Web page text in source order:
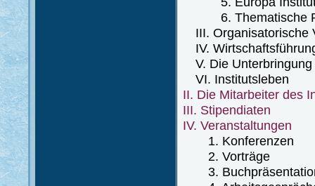
6. Thematische
III. Organisatorische
IV.
V. Die Unterbringung
VI. Institutsleben
II. Die Mitarbeiter des
III. Stipendiaten
IV. Veranstaltungen
1. Konferenzen
2. Vorträge
3.